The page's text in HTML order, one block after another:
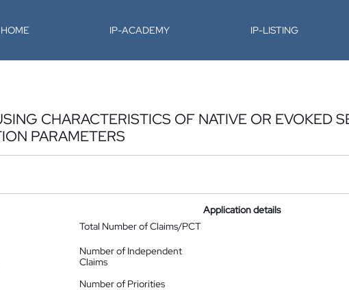
HOME IP-ACADEMY IP-LISTING
CHARACTERISTICS OF NATIVE OR EVOKED
PARAMETERS
Application details
Total Number of Claims/PCT
Number of Independent
Claims
Number of Priorities